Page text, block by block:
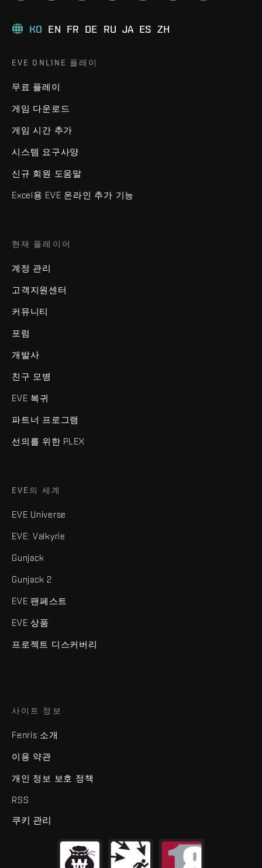
KO EN FR DE RU JA ES ZH
EVE ONLINE 플레이
무료 플레이
게임 다운로드
게임 시간 추가
시스템 요구사양
신규 회원 도움말
Excel용 EVE 온라인 추가 기능
현재 플레이어
계정 관리
고객지원센터
커뮤니티
포럼
개발사
친구 모병
EVE 복귀
파트너 프로그램
선의를 위한 PLEX
EVE의 세계
EVE Universe
EVE: Valkyrie
Gunjack
Gunjack 2
EVE 팬페스트
EVE 상품
프로젝트 디스커버리
사이트 정보
Fenris 소개
이용 약관
개인 정보 보호 정책
RSS
쿠키 관리